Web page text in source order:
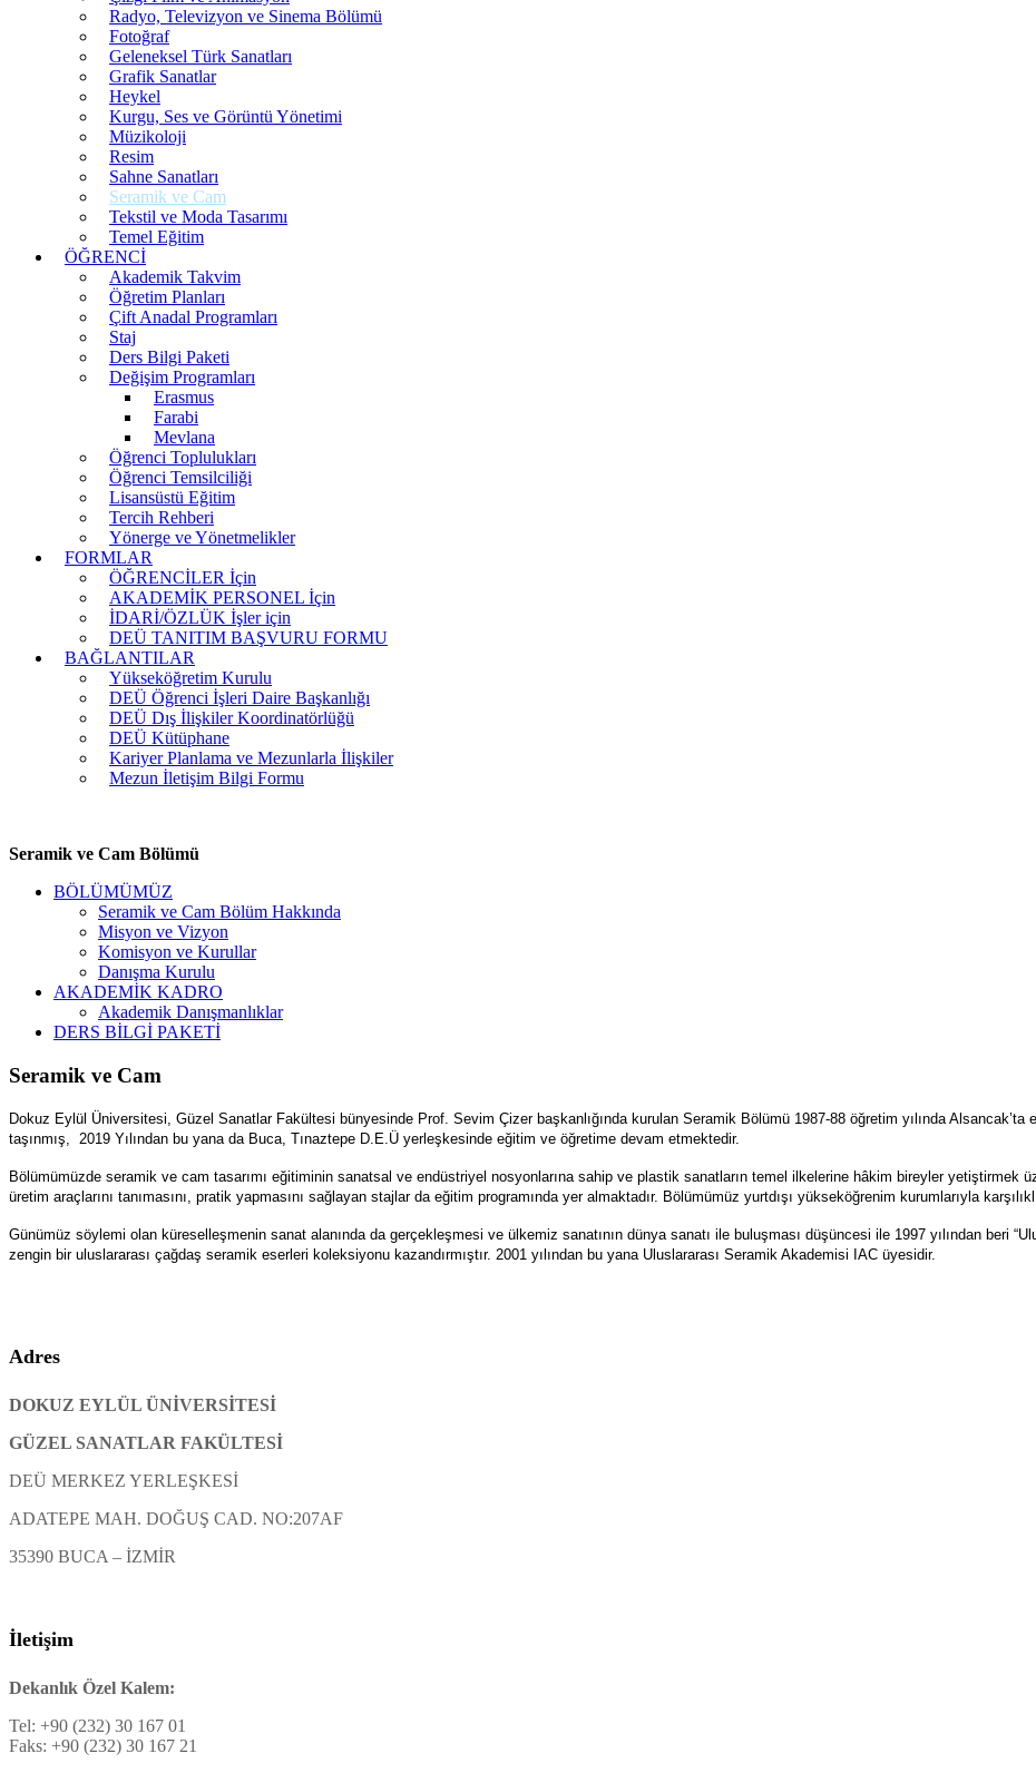
Radyo, Televizyon ve Sinema Bölümü
Fotoğraf
Geleneksel Türk Sanatları
Grafik Sanatlar
Heykel
Kurgu, Ses ve Görüntü Yönetimi
Müzikoloji
Resim
Sahne Sanatları
Seramik ve Cam
Tekstil ve Moda Tasarımı
Temel Eğitim
ÖĞRENCİ
Akademik Takvim
Öğretim Planları
Çift Anadal Programları
Staj
Ders Bilgi Paketi
Değişim Programları
Erasmus
Farabi
Mevlana
Öğrenci Toplulukları
Öğrenci Temsilciliği
Lisansüstü Eğitim
Tercih Rehberi
Yönerge ve Yönetmelikler
FORMLAR
ÖĞRENCİLER İçin
AKADEMİK PERSONEL İçin
İDARİ/ÖZLÜK İşler için
DEÜ TANITIM BAŞVURU FORMU
BAĞLANTILAR
Yükseköğretim Kurulu
DEÜ Öğrenci İşleri Daire Başkanlığı
DEÜ Dış İlişkiler Koordinatörlüğü
DEÜ Kütüphane
Kariyer Planlama ve Mezunlarla İlişkiler
Mezun İletişim Bilgi Formu
Seramik ve Cam Bölümü
BÖLÜMÜMÜZ
Seramik ve Cam Bölüm Hakkında
Misyon ve Vizyon
Komisyon ve Kurullar
Danışma Kurulu
AKADEMİK KADRO
Akademik Danışmanlıklar
DERS BİLGİ PAKETİ
Seramik ve Cam
Dokuz Eylül Üniversitesi, Güzel Sanatlar Fakültesi bünyesinde Prof. Sevim Çizer başkanlığında kurulan Seramik Bölümü 1987-88 öğretim yılında Alsancak’ta
taşınmış, 2019 Yılından bu yana da Buca, Tınaztepe D.E.Ü yerleşkesinde eğitim ve öğretime devam etmektedir.
Bölümümüzde seramik ve cam tasarımı eğitiminin sanatsal ve endüstriyel nosyonlarına sahip ve plastik sanatların temel ilkelerine hâkim bireyler yetiştirmek
üretim araçlarını tanımasını, pratik yapmasını sağlayan stajlar da eğitim programında yer almaktadır. Bölümümüz yurtdışı yükseköğrenim kurumlarıyla
Günümüz söylemi olan küreselleşmenin sanat alanında da gerçekleşmesi ve ülkemiz sanatının dünya sanatı ile buluşması düşüncesi ile 1997 yılından beri
zengin bir uluslararası çağdaş seramik eserleri koleksiyonu kazandırmıştır. 2001 yılından bu yana Uluslararası Seramik Akademisi IAC üyesidir.
Adres
DOKUZ EYLÜL ÜNİVERSİTESİ
GÜZEL SANATLAR FAKÜLTESİ
DEÜ MERKEZ YERLEŞKESİ
ADATEPE MAH. DOĞUŞ CAD. NO:207AF
35390 BUCA – İZMİR
İletişim
Dekanlık Özel Kalem:
Tel: +90 (232) 30 167 01
Faks: +90 (232) 30 167 21